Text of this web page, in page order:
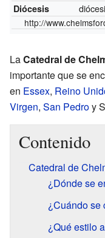
Diócesis
http://
LaCatedral de
importante que se
en Essex, Reino
Virgen, San Pedroy
Contenido
Catedral de
¿Dónde se
¿Cuándo se
¿Qué estilo